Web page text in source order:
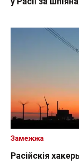
Расійскія
Замежжа